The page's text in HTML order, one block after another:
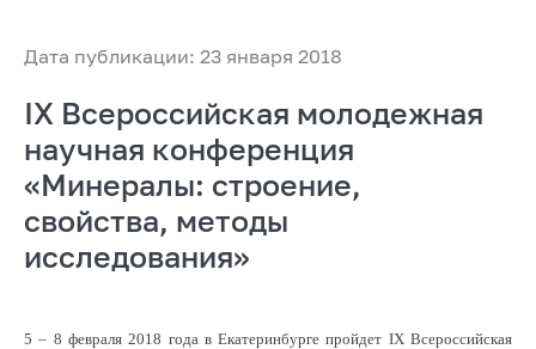
Дата публикации: 23 января 2018
IX Всероссийская молодежная
научная конференция
«Минералы: строение,
свойства, методы
исследования»
5 – 8 февраля 2018 года в Екатеринбурге пройдет IX Всероссийская